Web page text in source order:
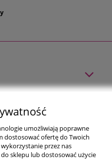
umożliwiają poprawne
dostosować ofertę do Twoich
przez nas
sklepu lub dostosować użycie